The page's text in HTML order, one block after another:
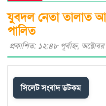
যুবদল নেতা তালাত
পালিত
প্রকাশিত: ১২:৪৮ পূর্বাহ্ণ,
সিলেট সংবাদ ডটকম